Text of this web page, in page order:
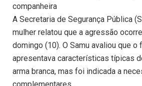
companheira
A Secretaria de Segurança Pública
mulher relatou que a agressão
domingo (10). O Samu avaliou que o
apresentava características típicas
arma branca, mas foi indicada a